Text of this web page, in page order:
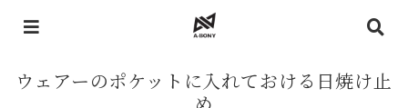
ウェアーのポケットに入れておける日焼け止